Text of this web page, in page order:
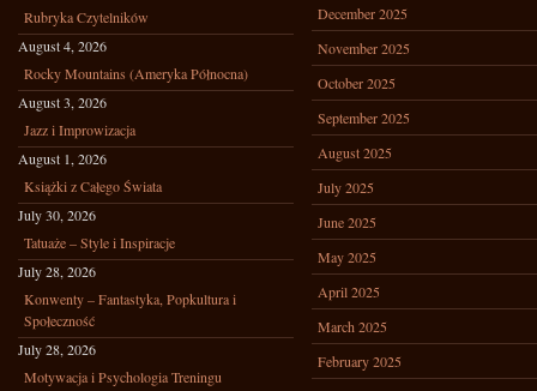
Rubryka Czytelników
August 4, 2026
Rocky Mountains (Ameryka Północna)
August 3, 2026
Jazz i Improwizacja
August 1, 2026
Książki z Całego Świata
July 30, 2026
Tatuaże – Style i Inspiracje
July 28, 2026
Konwenty – Fantastyka, Popkultura i
Społeczność
July 28, 2026
Motywacja i Psychologia Treningu
December 2025
November 2025
October 2025
September 2025
August 2025
July 2025
June 2025
May 2025
April 2025
March 2025
February 2025